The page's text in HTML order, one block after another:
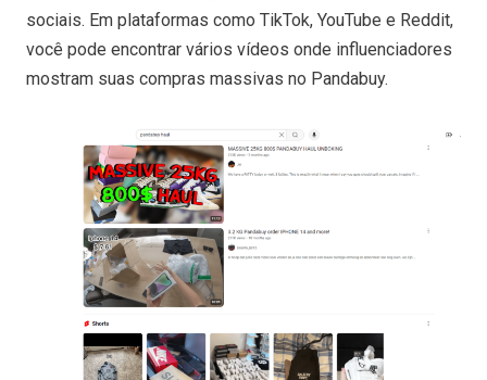
sociais. Em plataformas como TikTok, YouTube e Reddit,
você pode encontrar vários vídeos onde influenciadores
mostram suas compras massivas no Pandabuy.